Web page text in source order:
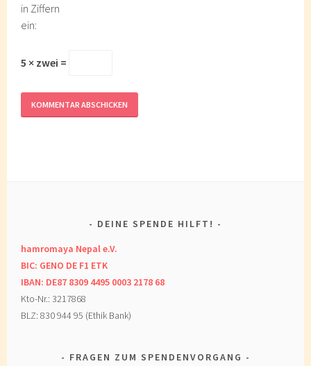
in Ziffern
ein:
5 × zwei =
DEINE SPENDE HILFT!
hamromaya Nepal e.V.
BIC: GENO DE F1 ETK
IBAN: DE87 8309 4495 0003 2178 68
Kto-Nr.: 3217868
BLZ: 830 944 95 (Ethik Bank)
FRAGEN ZUM SPENDENVORGANG